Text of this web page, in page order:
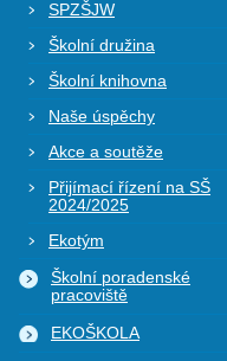
SPZŠJW
Školní družina
Školní knihovna
Naše úspěchy
Akce a soutěže
Přijímací řízení na SŠ
2024/2025
Ekotým
Školní poradenské
pracoviště
EKOŠKOLA